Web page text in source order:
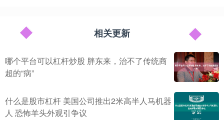
相关更新
哪个平台可以杠杆炒股 胖东来，治不了传统商
超的“病”
什么是股市杠杆 美国公司推出2米高半人马机器
人 恐怖羊头外观引争议